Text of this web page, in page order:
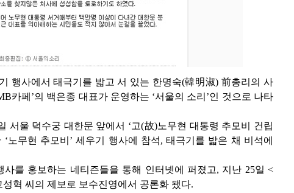
행사에서 태극기를 밟고 서 있는 한명숙(韓明淑) 前총리의 사
카페’의 백은종 대표가 운영하는 ‘서울의 소리’인 것으로 나타
서울 덕수궁 대한문 앞에서 ‘고(故)노무현 대통령 추모비 건립
‘노무현 추모비’ 세우기 행사에 참석, 태극기를 밟은 채 비석에
사를 홍보하는 네티즌들을 통해 인터넷에 퍼졌고, 지난 25일 <
혁 씨의 제보로 보수진영에서 공론화 됐다.